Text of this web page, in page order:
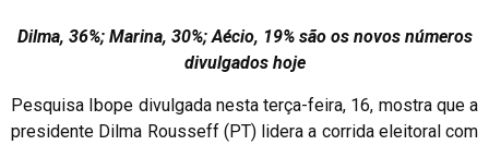
Dilma, 36%; Marina, 30%; Aécio, 19% são os novos números
divulgados hoje
Pesquisa Ibope divulgada nesta terça-feira, 16, mostra que a
presidente Dilma Rousseff (PT) lidera a corrida eleitoral com